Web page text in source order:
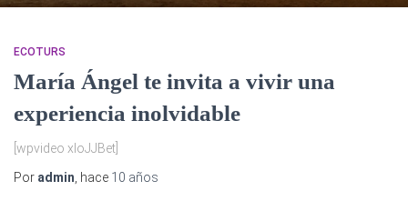
ECOTURS
María Ángel te invita a vivir una
experiencia inolvidable
[wpvideo xIoJJBet]
Por admin , hace 10 años